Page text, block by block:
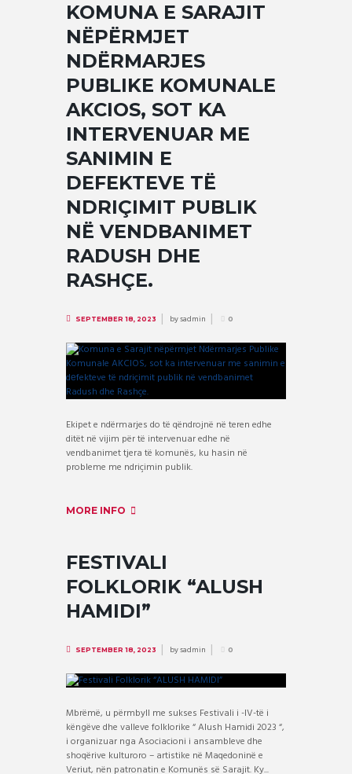
KOMUNA E SARAJIT
NËPËRMJET
NDËRMARJES
PUBLIKE KOMUNALE
AKCIOS, SOT KA
INTERVENUAR ME
SANIMIN E
DЕFEKTEVE TË
NDRIÇIMIT PUBLIK
NË VENDBANIMET
RADUSH DHE
RASHÇE.
SEPTEMBER 18, 2023 bysadmin 0
Ekipet e ndërmarjes do të qëndrojnë në teren edhe
ditët në vijim për të intervenuar edhe në
vendbanimet tjera të komunës, ku hasin në
probleme me ndriçimin publik.
MORE INFO
FESTIVALI
FOLKLORIK “ALUSH
HAMIDI”
SEPTEMBER 18, 2023 bysadmin 0
Mbrëmë, u përmbyll me sukses Festivali i -IV-të i
këngëve dhe valleve folklorike “ Alush Hamidi 2023 “,
i organizuar nga Asociacioni i ansambleve dhe
shoqërive kulturoro – artistike në Maqedoninë e
Veriut, nën patronatin e Komunës së Sarajit. Ky...